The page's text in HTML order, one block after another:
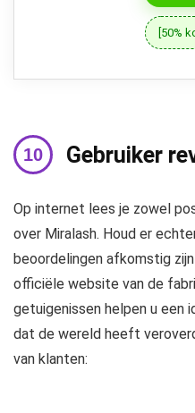
[50%
Gebruiker
Op internet lees je zowel
over Miralash. Houd er
beoordelingen afkomstig
officiële website van de
getuigenissen helpen u een
dat de wereld heeft
van klanten: